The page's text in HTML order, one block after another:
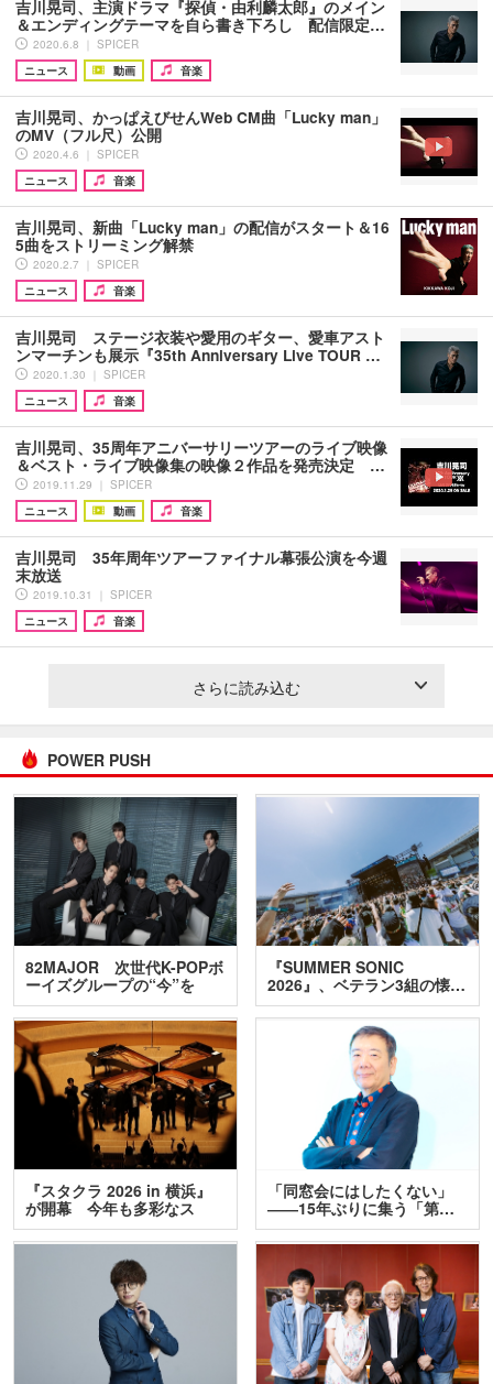
吉川晃司、主演ドラマ『探偵・由利麟太郎』のメイン
＆エンディングテーマを自ら書き下ろし 配信限定…
2020.6.8 ｜ SPICER
ニュース
動画 音楽
吉川晃司、かっぱえびせんWeb CM曲「Lucky man」
のMV（フル尺）公開
2020.4.6 ｜ SPICER
ニュース
音楽
吉川晃司、新曲「Lucky man」の配信がスタート＆16
5曲をストリーミング解禁
2020.2.7 ｜ SPICER
ニュース
音楽
吉川晃司 ステージ衣装や愛用のギター、愛車アスト
ンマーチンも展示『35th Anniversary Live TOUR …
2020.1.30 ｜ SPICER
ニュース
音楽
吉川晃司、35周年アニバーサリーツアーのライブ映像
＆ベスト・ライブ映像集の映像２作品を発売決定 …
2019.11.29 ｜ SPICER
ニュース
動画 音楽
吉川晃司 35年周年ツアーファイナル幕張公演を今週
末放送
2019.10.31 ｜ SPICER
ニュース
音楽
さらに読み込む
POWER PUSH
82MAJOR 次世代K-POPボ
ーイズグループの“今”を
訊…
『SUMMER SONIC
2026』、ベテラン3組の懐…
『スタクラ 2026 in 横浜』
が開幕 今年も多彩なス
テ…
「同窓会にはしたくない」
――15年ぶりに集う「第…